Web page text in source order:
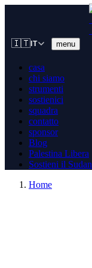
🇮🇹 IT menu
casa
chi siamo
strumenti
sostienici
squadra
contatto
sponsor
Blog
Palestina Libera
Sostieni il Sudan
Home